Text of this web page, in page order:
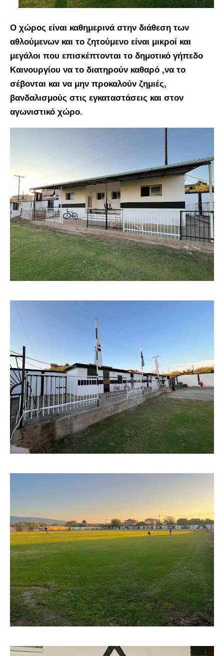
Ο χώρος είναι καθημερινά στην διάθεση των
αθλούμενων και το ζητούμενο είναι μικροί και
μεγάλοι που επισκέπτονται το δημοτικό γήπεδο
Καινουργίου να το διατηρούν καθαρό ,να το
σέβονται και να μην προκαλούν ζημιές,
βανδαλισμούς στις εγκαταστάσεις και στον
αγωνιστικό χώρο.